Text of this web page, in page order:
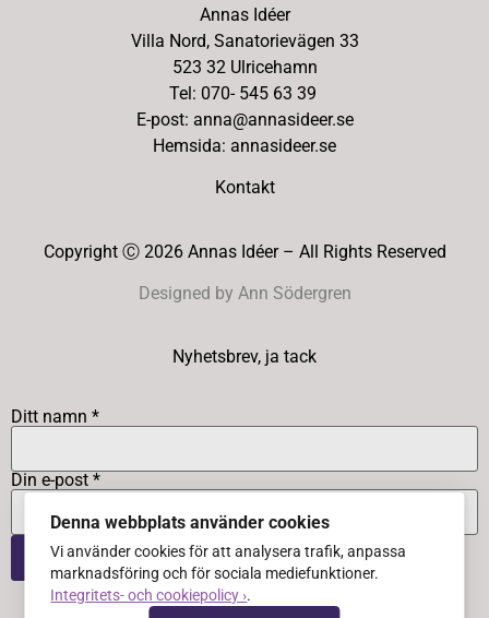
Annas Idéer
Villa Nord, Sanatorievägen 33
523 32 Ulricehamn
Tel: 070- 545 63 39
E-post: anna@annasideer.se
Hemsida: annasideer.se
Kontakt
Copyright Ⓒ 2026 Annas Idéer – All Rights Reserved
Designed by Ann Södergren
Nyhetsbrev, ja tack
Ditt namn *
Din e-post *
Denna webbplats använder cookies
Vi använder cookies för att analysera trafik, anpassa
marknadsföring och för sociala mediefunktioner.
Integritets- och cookiepolicy ›.